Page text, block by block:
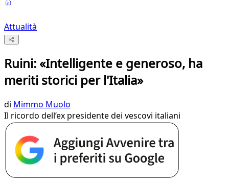
Attualità
Ruini: «Intelligente e generoso, ha
meriti storici per l'Italia»
di Mimmo Muolo
Il ricordo dell’ex presidente dei vescovi italiani